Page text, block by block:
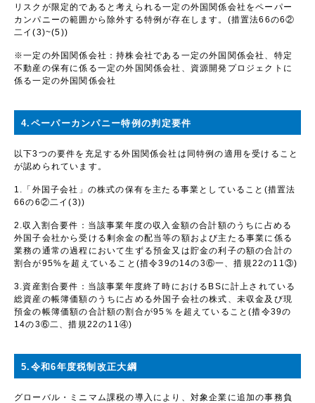
リスクが限定的であると考えられる一定の外国関係会社をペーパー
カンパニーの範囲から除外する特例が存在します。 (措置法66の6②
二イ(3)~(5))
※一定の外国関係会社：持株会社である一定の外国関係会社、特定
不動産の保有に係る一定の外国関係会社、資源開発プロジェクトに
係る一定の外国関係会社
4.ペーパーカンパニー特例の判定要件
以下3つの要件を充足する外国関係会社は同特例の適用を受けること
が認められています。
1.「外国子会社」の株式の保有を主たる事業としていること (措置法
66の6②二イ(3))
2.収入割合要件：当該事業年度の収入金額の合計額のうちに占める
外国子会社から受ける剰余金の配当等の額および主たる事業に係る
業務の通常の過程において生ずる預金又は貯金の利子の額の合計の
割合が95%を超えていること (措令39の14の3⑥一、措規 22の11 ③)
3.資産割合要件：当該事業年度終了時における BSに計上されている
総資産の帳簿価額のうちに占める外国子会社の株式、未収金及び現
預金の帳簿価額の合計額の割合が95 ％を超えていること(措令39の
14の3⑥二、措規 22の11 ④)
5.令和6年度税制改正大綱
グローバル・ミニマム課税の導入により、対象企業に追加の事務負